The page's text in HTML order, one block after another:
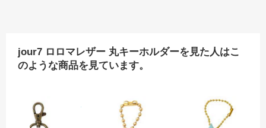
jour7 ロロマレザー 丸キーホルダーを見た人はこ
のような商品を見ています。
ートカバー
ロロマレザー名刺入れjour7 栃木レザー ネームタグキーホルダー
hoshinooto 本革 星チャ